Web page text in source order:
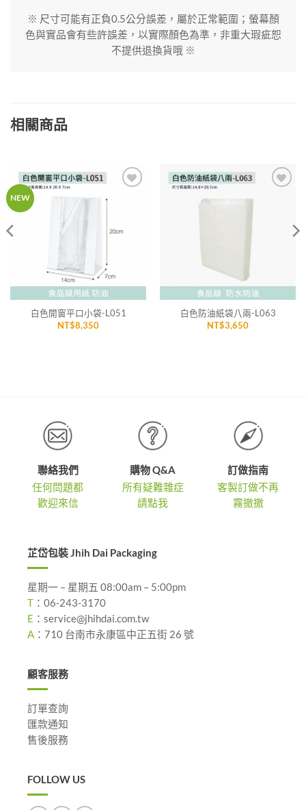
※ 尺寸可能有正負0.5公分誤差，屬於正常範圍；螢幕顏
色與實品會有些許誤差，以實際顏色為準，非重大瑕疵恕
不提供退換貨哦 ※
相關商品
NEW
白色開窗平口小袋-L051
NT$8,350
白色防油紙袋八兩-L063
NT$3,650
聯絡我們
任何問題都
歡迎來信
購物 Q&A
所有疑難雜症
請點我
訂做指南
客製訂做不再
霧撒撒
芷岱包裝 Jhih Dai Packaging
星期一 – 星期五 08:00am – 5:00pm
T ： 06-243-3170
E ： service@jhihdai.com.tw
A ： 710 台南市永康區中正五街 26 號
顧客服務
訂單查詢
匯款通知
售後服務
FOLLOW US